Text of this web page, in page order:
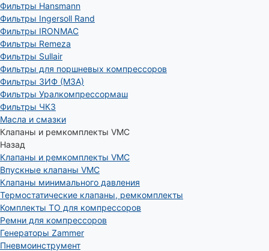
Фильтры Hansmann
Фильтры Ingersoll Rand
Фильтры IRONMAC
Фильтры Remeza
Фильтры Sullair
Фильтры для поршневых компрессоров
Фильтры ЗИФ (МЗА)
Фильтры Уралкомпрессормаш
Фильтры ЧКЗ
Масла и смазки
Клапаны и ремкомплекты VMC
Назад
Клапаны и ремкомплекты VMC
Впускные клапаны VMC
Клапаны минимального давления
Термостатические клапаны, ремкомплекты
Комплекты ТО для компрессоров
Ремни для компрессоров
Генераторы Zammer
Пневмоинструмент